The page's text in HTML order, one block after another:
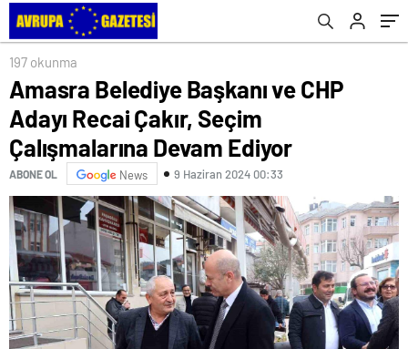
Ediyor
197 okunma
Amasra Belediye Başkanı ve CHP
Adayı Recai Çakır, Seçim
Çalışmalarına Devam Ediyor
ABONE OL News 9 Haziran 2024 00:33